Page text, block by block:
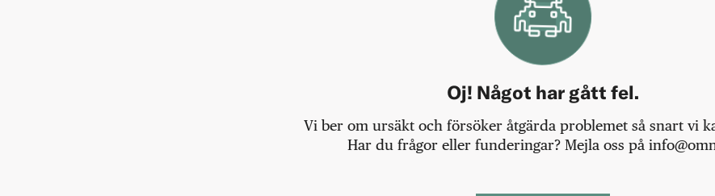
Oj! Något har gått fel.
Vi ber om ursäkt och försöker åtgärda problemet så snart vi
Har du frågor eller funderingar? Mejla oss på